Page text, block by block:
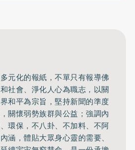
元化的報紙，不單只有報導佛
社會、淨化人心為職志，以關
和平為宗旨，堅持新聞的準度
關懷弱勢族群與公益；強調內
環保，不八卦、不加料、不阿
涵，體貼大眾身心靈的需要、